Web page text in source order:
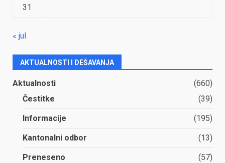
31
« jul
AKTUALNOSTI I DEŠAVANJA
Aktualnosti
(660)
Čestitke
(39)
Informacije (195)
Kantonalni odbor (13)
Preneseno (57)